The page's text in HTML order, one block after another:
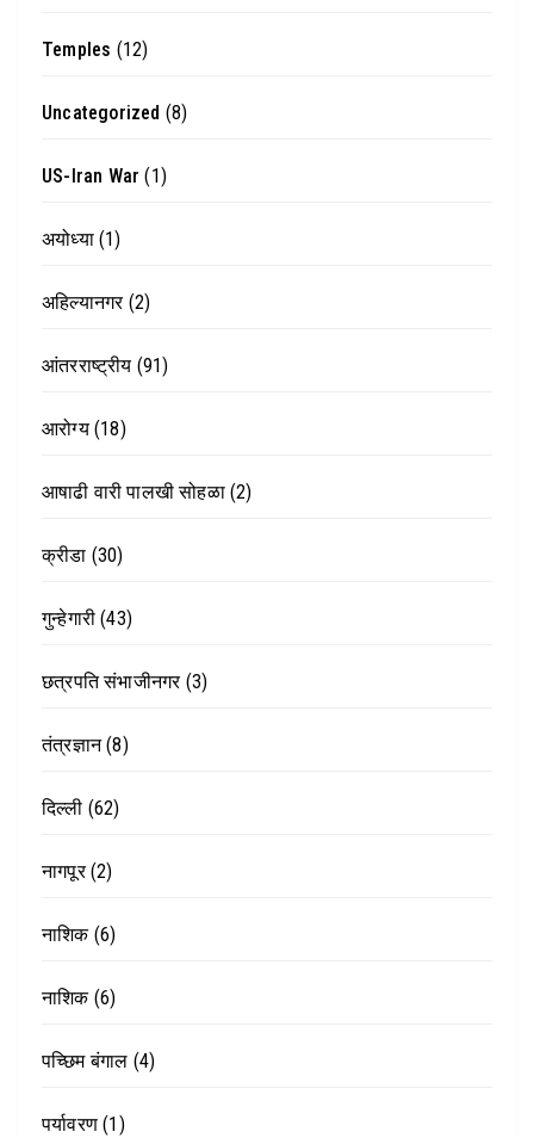
Temples (12)
Uncategorized (8)
US-Iran War (1)
अयोध्या(1)
अहिल्यानगर(2)
आंतरराष्ट्रीय (91)
आरोग्य(18)
आषाढी वारी पालखी सोहळा(2)
क्रीडा (30)
गुन्हेगारी (43)
छत्रपति संभाजीनगर(3)
तंत्रज्ञान(8)
दिल्ली (62)
नागपूर(2)
नाशिक(6)
नाशिक(6)
पच्छिम बंगाल (4)
पर्यावरण (1)